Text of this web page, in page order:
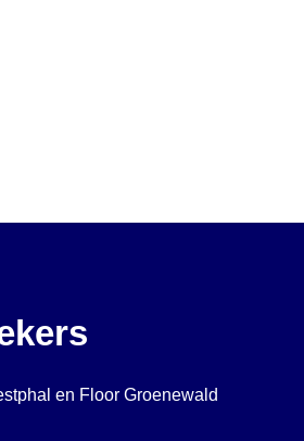
en Floor Groenewald